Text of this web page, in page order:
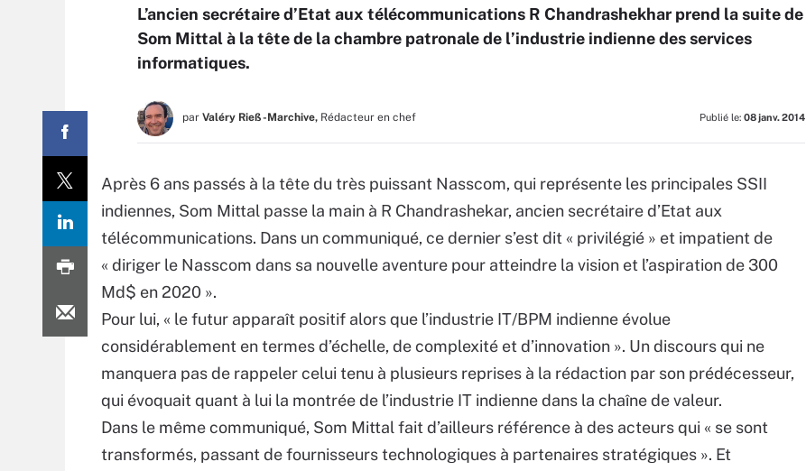
L’ancien secrétaire d’Etat aux télécommunications R Chandrashekhar prend la suite de
Som Mittal à la tête de la chambre patronale de l’industrie indienne des services
informatiques.
par Valéry Rieß-Marchive, Rédacteur en chef Publié le: 08 janv. 2014
Après 6 ans passés à la tête du très puissant Nasscom, qui représente les principales SSII
indiennes, Som Mittal passe la main à R Chandrashekar, ancien secrétaire d’Etat aux
télécommunications. Dans un communiqué, ce dernier s’est dit « privilégié » et impatient de
« diriger le Nasscom dans sa nouvelle aventure pour atteindre la vision et l’aspiration de 300
Md$ en 2020 ».
Pour lui, « le futur apparaît positif alors que l’industrie IT/BPM indienne évolue
considérablement en termes d’échelle, de complexité et d’innovation ». Un discours qui ne
manquera pas de rappeler celui tenu à plusieurs reprises à la rédaction par son prédécesseur,
qui évoquait quant à lui la montrée de l’industrie IT indienne dans la chaîne de valeur.
Dans le même communiqué, Som Mittal fait d’ailleurs référence à des acteurs qui « se sont
transformés, passant de fournisseurs technologiques à partenaires stratégiques ». Et